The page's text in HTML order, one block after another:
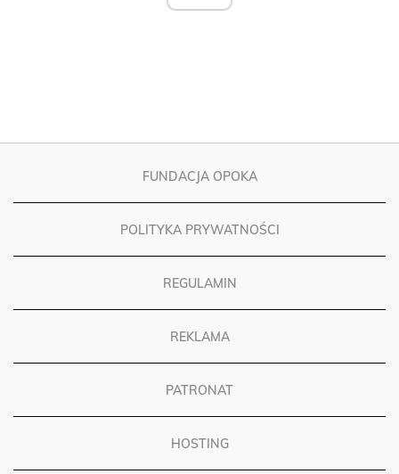
FUNDACJA OPOKA
POLITYKA PRYWATNOŚCI
REGULAMIN
REKLAMA
PATRONAT
HOSTING